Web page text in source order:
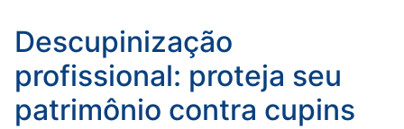
Descupinização
profissional: proteja seu
patrimônio contra cupins